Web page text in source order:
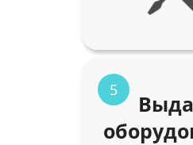
5